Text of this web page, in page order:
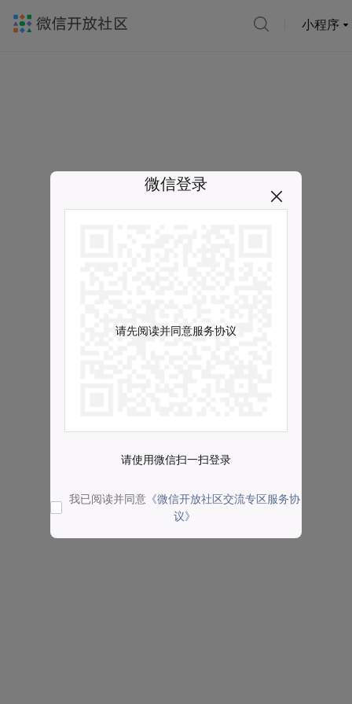
小程序
微信登录
请先阅读并同意服务协议
请使用微信扫一扫登录
我已阅读并同意 《微信开放社区交流专区服务协
议》